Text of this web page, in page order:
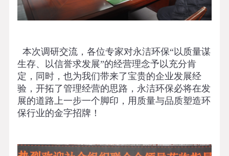
本次调研交流，各位专家对永洁环保“以质量谋
生存、以信誉求发展”的经营理念予以充分肯
定，同时，也为我们带来了宝贵的企业发展经
验，开拓了管理经营的思路，永洁环保必将在发
展的道路上一步一个脚印，用质量与品质塑造环
保行业的金字招牌！